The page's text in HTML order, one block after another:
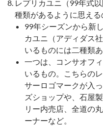
レプリカユニ（99年式
種類があるように思える
99年シーズンから新
カユニ（アディダス
いるものには二種類あ
一つは、コンサオフ
いるもの。こちらの
サーロゴマークが入
ズショップや、石屋
リー内売店、全道の
ーナーなど。